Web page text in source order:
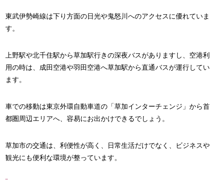
東武伊勢崎線は下り方面の日光や鬼怒川へのアクセスに優れていま
す。
上野駅や北千住駅から草加駅行きの深夜バスがありますし、空港利
用の時は、成田空港や羽田空港へ草加駅から直通バスが運行してい
ます。
車での移動は東京外環自動車道の「草加インターチェンジ」から首
都圏周辺エリアへ、容易にお出かけできるでしょう。
草加市の交通は、利便性が高く、日常生活だけでなく、ビジネスや
観光にも便利な環境が整っています。